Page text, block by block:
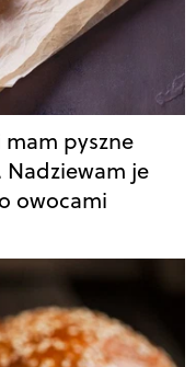
mam pyszne
Nadziewam je
owocami